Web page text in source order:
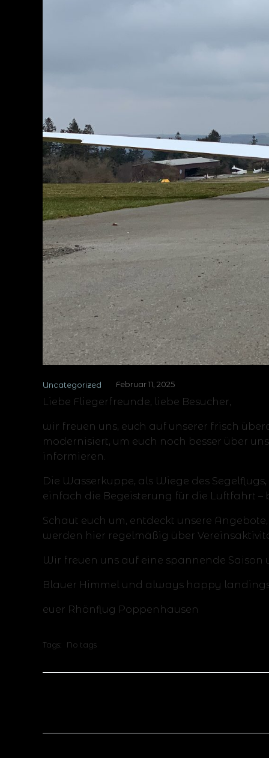
Uncategorized Februar 11, 2025
Liebe Fliegerfreunde, liebe Besucher,
wir freuen uns, euch auf unserer frisch
modernisiert, um euch noch besser über
informieren.
Die Wasserkuppe, als Wiege des
einfach die Begeisterung für die Luftfahrt –
Schaut euch um, entdeckt unsere
werden hier regelmäßig über
Wir freuen uns auf eine spannende Saison
Blauer Himmel und always happy
euer Rhönflug Poppenhausen
Tags: No tags